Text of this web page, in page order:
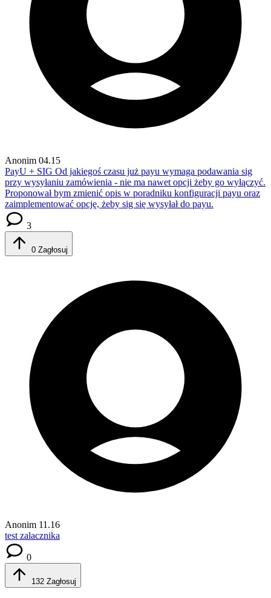
Anonim 04.15
PayU + SIG Od jakiegoś czasu już payu wymaga podawania sig
przy wysyłaniu zamówienia - nie ma nawet opcji żeby go wyłączyć.
Proponował bym zmienić opis w poradniku konfiguracji payu oraz
zaimplementować opcję, żeby sig się wysyłał do payu.
3
0 Zagłosuj
Anonim 11.16
test zalacznika
0
132 Zagłosuj